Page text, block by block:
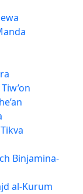
Binjamina-
al-Kurum